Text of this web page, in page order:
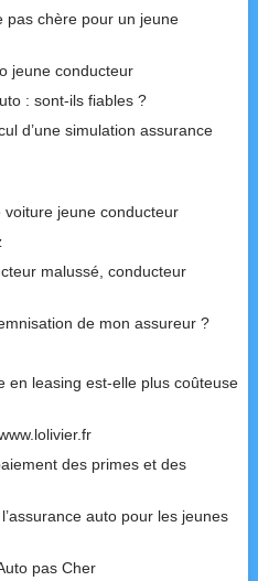
pas chère pour un jeune
jeune conducteur
: sont-ils fiables ?
d’une simulation assurance
jeune conducteur
malussé, conducteur
de mon assureur ?
en leasing est-elle plus coûteuse
des primes et des
auto pour les jeunes
pas Cher